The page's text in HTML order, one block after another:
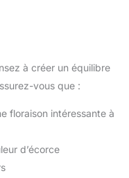
à créer un équilibre
vous que :
floraison intéressante à
d’écorce